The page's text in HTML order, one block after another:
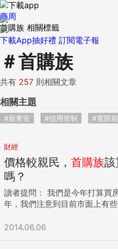
下載App抽好禮 訂閱電子報
商周
首購族 相關標籤
＃首購族
共有 257 則相關文章
相關主題
#新青安 #信用管制 #寬限期
財經
價格較親民， 首購族該
嗎？
讀者提問： 我們是今年打算
年，我們注意到目前市面上有
2014.06.06